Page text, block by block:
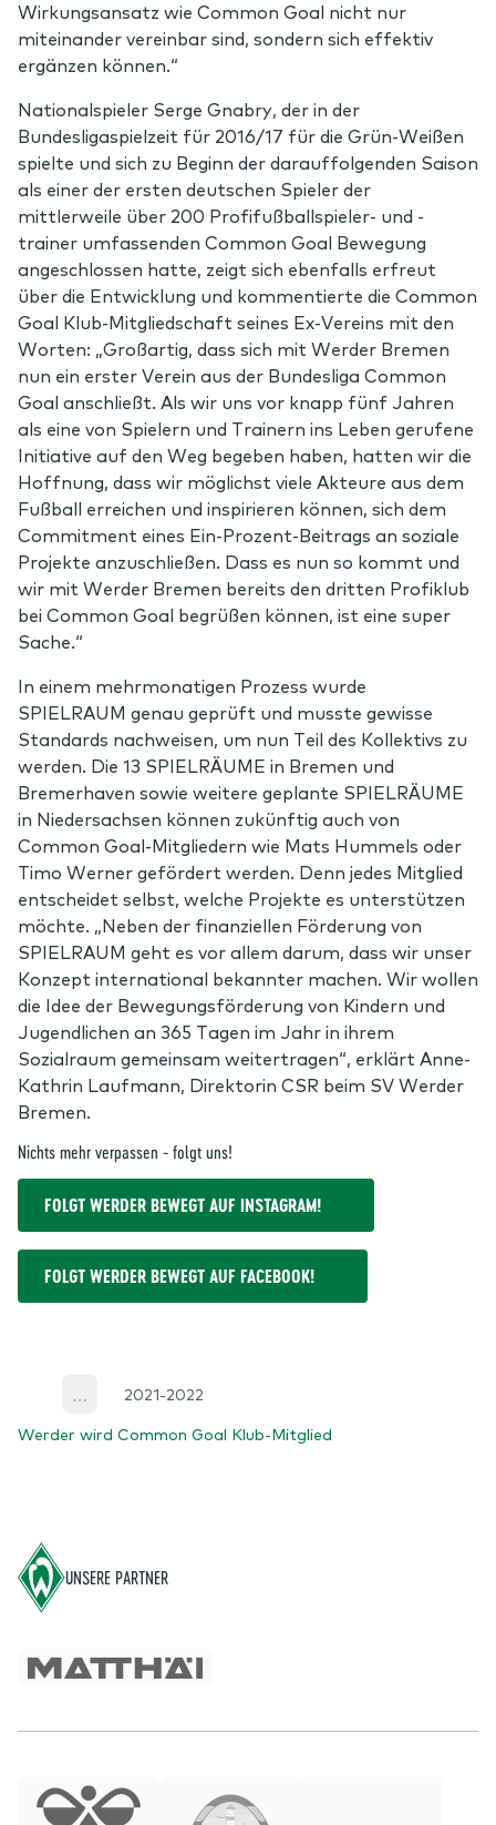
Wirkungsansatz wie Common Goal nicht nur
miteinander vereinbar sind, sondern sich effektiv
ergänzen können.“
Nationalspieler Serge Gnabry, der in der
Bundesligaspielzeit für 2016/17 für die Grün-Weißen
spielte und sich zu Beginn der darauffolgenden Saison
als einer der ersten deutschen Spieler der
mittlerweile über 200 Profifußballspieler- und -
trainer umfassenden Common Goal Bewegung
angeschlossen hatte, zeigt sich ebenfalls erfreut
über die Entwicklung und kommentierte die Common
Goal Klub-Mitgliedschaft seines Ex-Vereins mit den
Worten: „Großartig, dass sich mit Werder Bremen
nun ein erster Verein aus der Bundesliga Common
Goal anschließt. Als wir uns vor knapp fünf Jahren
als eine von Spielern und Trainern ins Leben gerufene
Initiative auf den Weg begeben haben, hatten wir die
Hoffnung, dass wir möglichst viele Akteure aus dem
Fußball erreichen und inspirieren können, sich dem
Commitment eines Ein-Prozent-Beitrags an soziale
Projekte anzuschließen. Dass es nun so kommt und
wir mit Werder Bremen bereits den dritten Profiklub
bei Common Goal begrüßen können, ist eine super
Sache.“
In einem mehrmonatigen Prozess wurde
SPIELRAUM genau geprüft und musste gewisse
Standards nachweisen, um nun Teil des Kollektivs zu
werden. Die 13 SPIELRÄUME in Bremen und
Bremerhaven sowie weitere geplante SPIELRÄUME
in Niedersachsen können zukünftig auch von
Common Goal-Mitgliedern wie Mats Hummels oder
Timo Werner gefördert werden. Denn jedes Mitglied
entscheidet selbst, welche Projekte es unterstützen
möchte. „Neben der finanziellen Förderung von
SPIELRAUM geht es vor allem darum, dass wir unser
Konzept international bekannter machen. Wir wollen
die Idee der Bewegungsförderung von Kindern und
Jugendlichen an 365 Tagen im Jahr in ihrem
Sozialraum gemeinsam weitertragen“, erklärt Anne-
Kathrin Laufmann, Direktorin CSR beim SV Werder
Bremen.
Nichts mehr verpassen - folgt uns!
FOLGT WERDER BEWEGT AUF INSTAGRAM!
FOLGT WERDER BEWEGT AUF FACEBOOK!
2021-2022
Werder wird Common Goal Klub-Mitglied
UNSERE PARTNER